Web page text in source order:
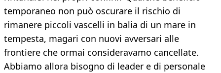
temporaneo non può oscurare il rischio di
rimanere piccoli vascelli in balia di un mare in
tempesta, magari con nuovi avversari alle
frontiere che ormai consideravamo cancellate.
Abbiamo allora bisogno di leader e di personale